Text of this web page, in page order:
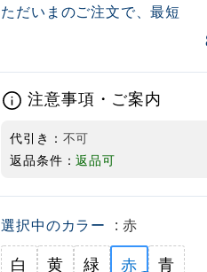
ただいまのご注文で、最短
注意事項・ご案内
代引き： 不可
返品条件：返品可
選択中のカラー : 赤
白 黄 緑 赤 青